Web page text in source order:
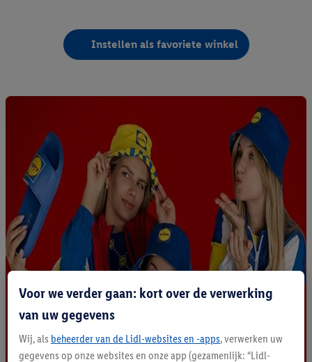
Instellen als favoriete winkel
Voor we verder gaan: kort over de verwerking
van uw gegevens
Wij, als beheerder van de Lidl-websites en -apps, verwerken uw
gegevens op onze websites en onze app (gezamenlijk: “Lidl-